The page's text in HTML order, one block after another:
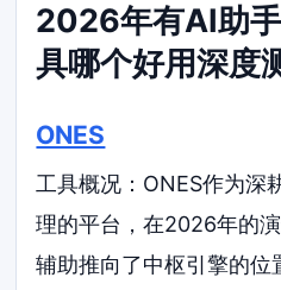
2026年有AI助
具哪个好用深度
ONES
工具概况：ONES作为深
理的平台，在2026年的
辅助推向了中枢引擎的位